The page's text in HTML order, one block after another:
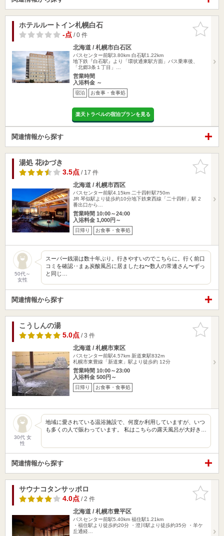
お気に入
りに追加
ホテルルートイン札幌白石
-点/ 0 件
北海道 / 札幌市白石区
バスセンター前駅3.80km 白石駅1.22km
地下鉄『白石駅』より「環状通東駅方面」バス乗車後、
「北郷3条１丁目」…
営業時間
入浴料金 ～
宿泊 お食事・食事処
楽天トラベルの宿泊プランを見る
関連情報から探す
お気に入
りに追加
湯処 花ゆづき
3.5点/ 17 件
北海道 / 札幌市西区
バスセンター前駅4.15km 二十四軒駅750m
JR 琴似駅より徒歩約10分地下鉄東西線「二十四軒」駅 2
番出口から…
営業時間 10:00～24:00
入浴料金 1,000円～
日帰り お食事・食事処
50代～
女性
スーパー銭湯は数十年ぶり。行きやすいのでこちらに。行く前口
コミを確認‥まぁ炭酸風呂に居ましたね〜数人の常連さん〜ずっ
と同じ…
関連情報から探す
お気に入
りに追加
こうしんの湯
5.0点/ 3 件
北海道 / 札幌市東区
バスセンター前駅4.57km 新道東駅832m
札幌市東豊線「新道東」駅より徒歩約 12分
営業時間 10:00～23:00
入浴料金 500円～
日帰り お食事・食事処
30代 女
性
地域に愛されている温浴施設で、何度か利用していますが、いつ
も多くの人で賑わっています。 私はこちらの露天風呂が大好き…
関連情報から探す
お気に入
りに追加
サウナコタンサッポロ
4.0点/ 2 件
北海道 / 札幌市豊平区
バスセンター前駅5.40km 福住駅1.21km
・福住駅より徒歩約20分 ・澄川駅より徒歩約35分 ・羊ケ
丘通経…